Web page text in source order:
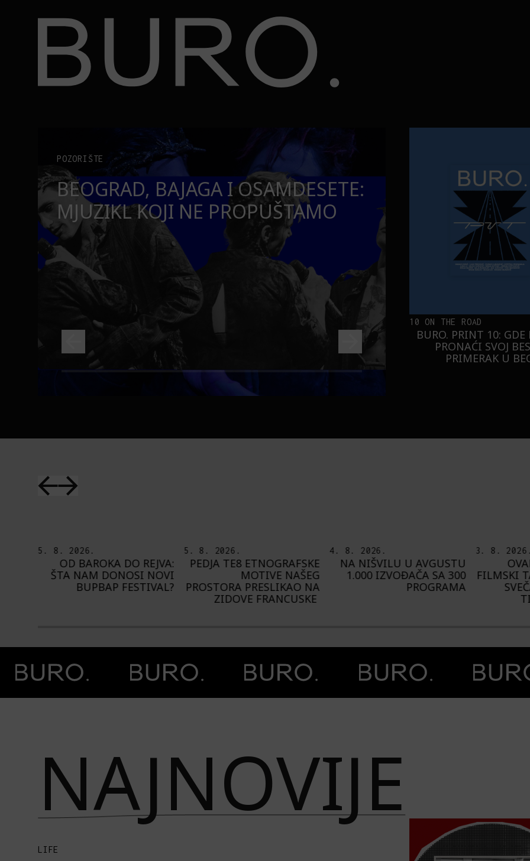
BURO.
BURO.MEN
ONAJ JEDAN PROIZVOD KOJI
STALNO SELIMO SA POLICE U
TORBE
Onaj jedan proizvod koji stalno selimo sa police u torbe
NAJČISTIJA
KOJA
10 ON THE ROAD
BURO. PRINT 10: GDE
PRONAĆI SVOJ
PRIMERAK U
5. 8. 2026.
PEDJA TE8 ETNOGRAFSKE
MOTIVE NAŠEG
PROSTORA PRESLIKAO NA
4. 8. 2026.
NA NIŠVILU U AVGUSTU
1.000 IZVOĐAČA SA 300
PROGRAMA
3. 8. 2026.
OVAKO JE IZGLEDAO
FILMSKI TALAS NA MORU:
SVEČANO ZATVOREN
6. 8. 2026.
NAJNOVIJE
LIFE